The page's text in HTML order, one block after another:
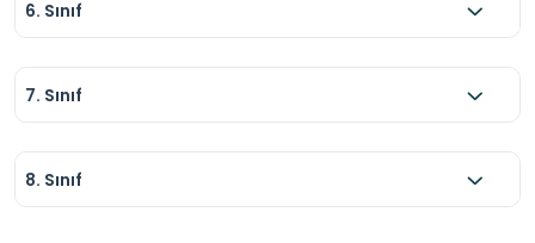
6. Sınıf
7. Sınıf
8. Sınıf